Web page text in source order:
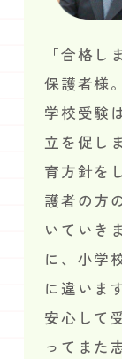
「合格し
保護者様
学校受験
立を促し
育方針を
護者の方
いていき
に、小学
に違いま
安心して
ってまた